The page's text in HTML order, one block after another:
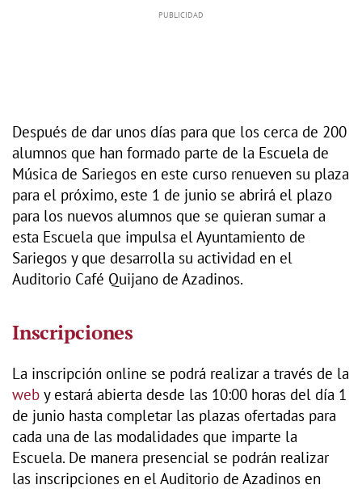
Después de dar unos días para que los cerca de 200
alumnos que han formado parte de la Escuela de
Música de Sariegos en este curso renueven su plaza
para el próximo, este 1 de junio se abrirá el plazo
para los nuevos alumnos que se quieran sumar a
esta Escuela que impulsa el Ayuntamiento de
Sariegos y que desarrolla su actividad en el
Auditorio Café Quijano de Azadinos.
Inscripciones
La inscripción online se podrá realizar a través de la
web y estará abierta desde las 10:00 horas del día 1
de junio hasta completar las plazas ofertadas para
cada una de las modalidades que imparte la
Escuela. De manera presencial se podrán realizar
las inscripciones en el Auditorio de Azadinos en